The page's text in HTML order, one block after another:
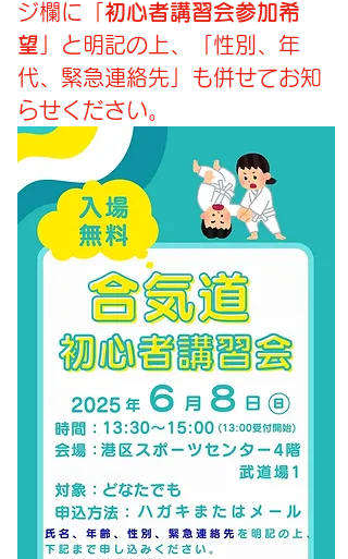
ジ欄に「 初心者講習会参加希
望 」と明記の上、「性別、年
代、緊急連絡先」も併せてお知
らせください。